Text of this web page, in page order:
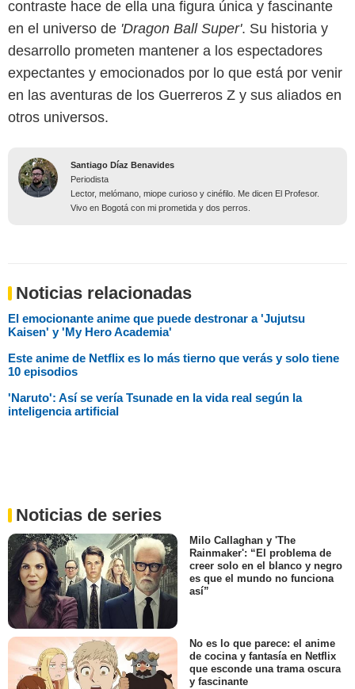
contraste hace de ella una figura única y fascinante
en el universo de 'Dragon Ball Super'. Su historia y
desarrollo prometen mantener a los espectadores
expectantes y emocionados por lo que está por venir
en las aventuras de los Guerreros Z y sus aliados en
otros universos.
Santiago Díaz Benavides
Periodista
Lector, melómano, miope curioso y cinéfilo. Me dicen El Profesor.
Vivo en Bogotá con mi prometida y dos perros.
Noticias relacionadas
El emocionante anime que puede destronar a 'Jujutsu
Kaisen' y 'My Hero Academia'
Este anime de Netflix es lo más tierno que verás y solo tiene
10 episodios
'Naruto': Así se vería Tsunade en la vida real según la
inteligencia artificial
Noticias de series
Milo Callaghan y 'The
Rainmaker': “El problema de
creer solo en el blanco y negro
es que el mundo no funciona
así”
No es lo que parece: el anime
de cocina y fantasía en Netflix
que esconde una trama oscura
y fascinante